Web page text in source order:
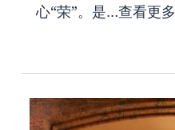
心“荣”。是…查看更多